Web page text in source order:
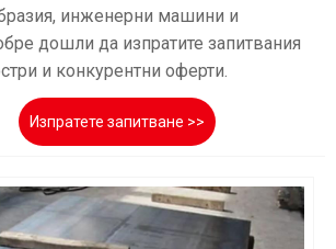
инженерни машини и
дошли да изпратите запитвания
и конкурентни оферти.
Изпратете запитване >>